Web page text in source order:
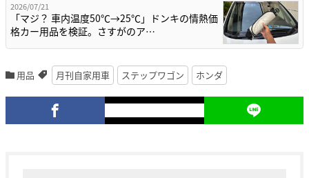
2026/07/21
「マジ？ 車内温度50℃→25℃」ドンキの情熱価
格カー用品を検証。さすがのア…
用品 月刊自家用車 ステップワゴン ホンダ